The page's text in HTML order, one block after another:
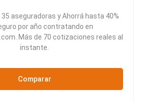
aseguradoras y Ahorrá hasta 40%
por año contratando en
Más de 70 cotizaciones reales al
instante.
Comparar